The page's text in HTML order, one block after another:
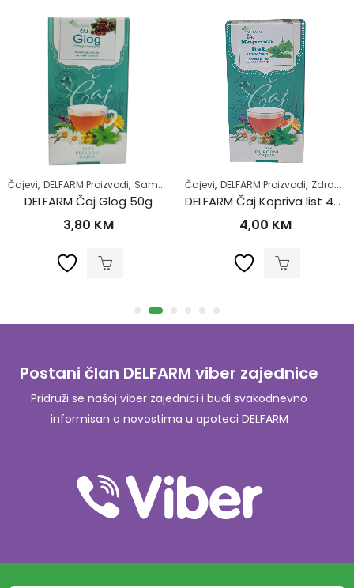
život
Čajevi, DELFARM Proizvodi, Samoliječenje ,Zdrav život ,Zdravlje
DELFARM Čaj Glog 50g
3,80 KM
Čajevi, DELFARM Proizvodi, Zdrav život
DELFARM Čaj Kopriva list 40g
4,00 KM
Postani član DELFARM viber zajednice
Pridruži se našoj viber zajednici i budi svakodnevno
informisan o novostima u apoteci DELFARM